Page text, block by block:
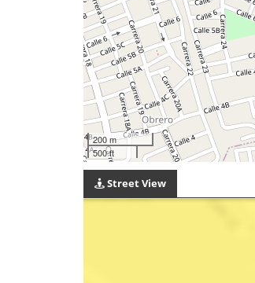
200 m
500 ft
Street View